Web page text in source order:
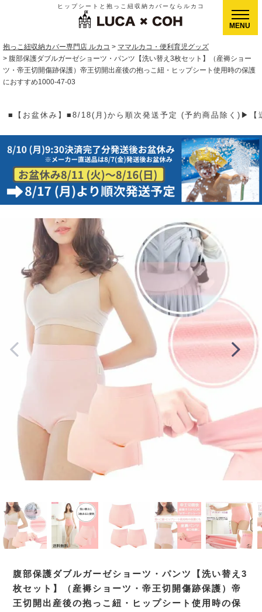
ヒップシートと抱っこ紐収納カバーならルカコ
抱っこ紐収納カバー専門店 ルカコ
ママルカコ・便利育児グッズ
腹部保護ダブルガーゼショーツ・パンツ【洗い替え3枚セット】（産褥ショー
ツ・帝王切開傷跡保護）帝王切開出産後の抱っこ紐・ヒップシート使用時の保護
におすすめ1000-47-03
商品除く)▶【送料】ゆうパケット400円(全国一律)、ゆう
腹部保護ダブルガーゼショーツ・パンツ【洗い替え3
枚セット】（産褥ショーツ・帝王切開傷跡保護）帝
王切開出産後の抱っこ紐・ヒップシート使用時の保